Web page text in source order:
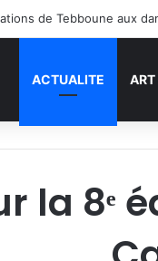
ACTUALITE ART
la 8ᵉ